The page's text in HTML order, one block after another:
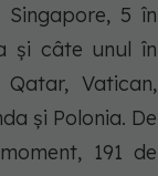
5 în
și câte unul în
Qatar, Vatican,
și Polonia. De
191 de